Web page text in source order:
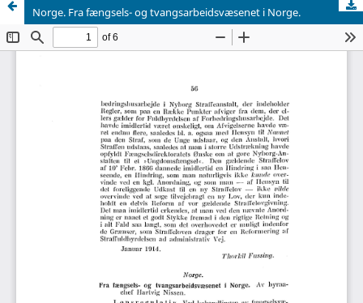
Norge. Fra fængsels- og tvangsarbeidsvæsenet i Norge.